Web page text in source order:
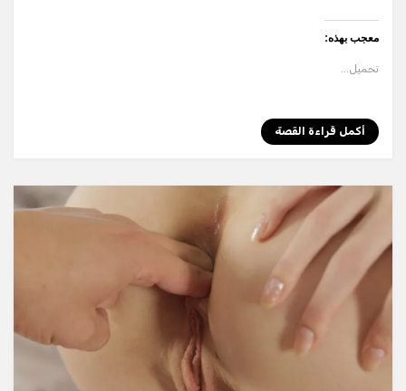
معجب بهذه:
تحميل...
أكمل قراءة القصة